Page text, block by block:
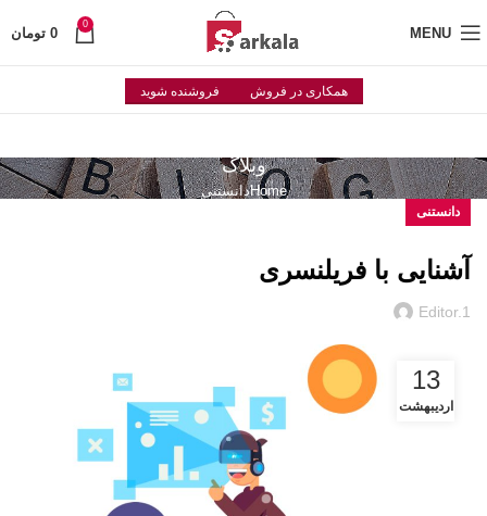
MENU
0
0 تومان
همکاری در فروش فروشنده شوید
وبلاگ
Homeدانستنی
دانستنی
آشنایی با فریلنسری
Editor.1
13
اردیبهشت